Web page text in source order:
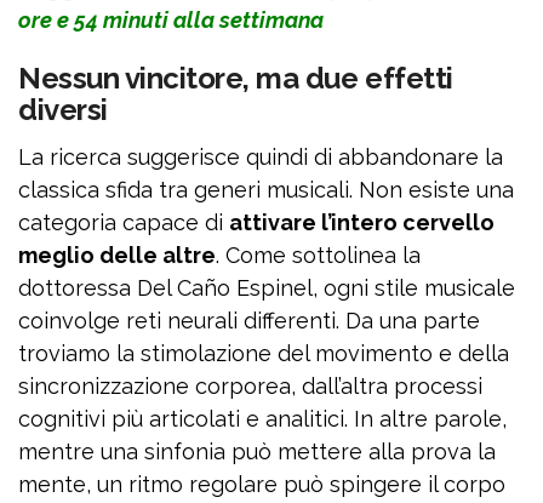
ore e 54 minuti alla settimana
Nessun vincitore, ma due effetti
diversi
La ricerca suggerisce quindi di abbandonare la
classica sfida tra generi musicali. Non esiste una
categoria capace di attivare l’intero cervello
meglio delle altre. Come sottolinea la
dottoressa Del Caño Espinel, ogni stile musicale
coinvolge reti neurali differenti. Da una parte
troviamo la stimolazione del movimento e della
sincronizzazione corporea, dall’altra processi
cognitivi più articolati e analitici. In altre parole,
mentre una sinfonia può mettere alla prova la
mente, un ritmo regolare può spingere il corpo